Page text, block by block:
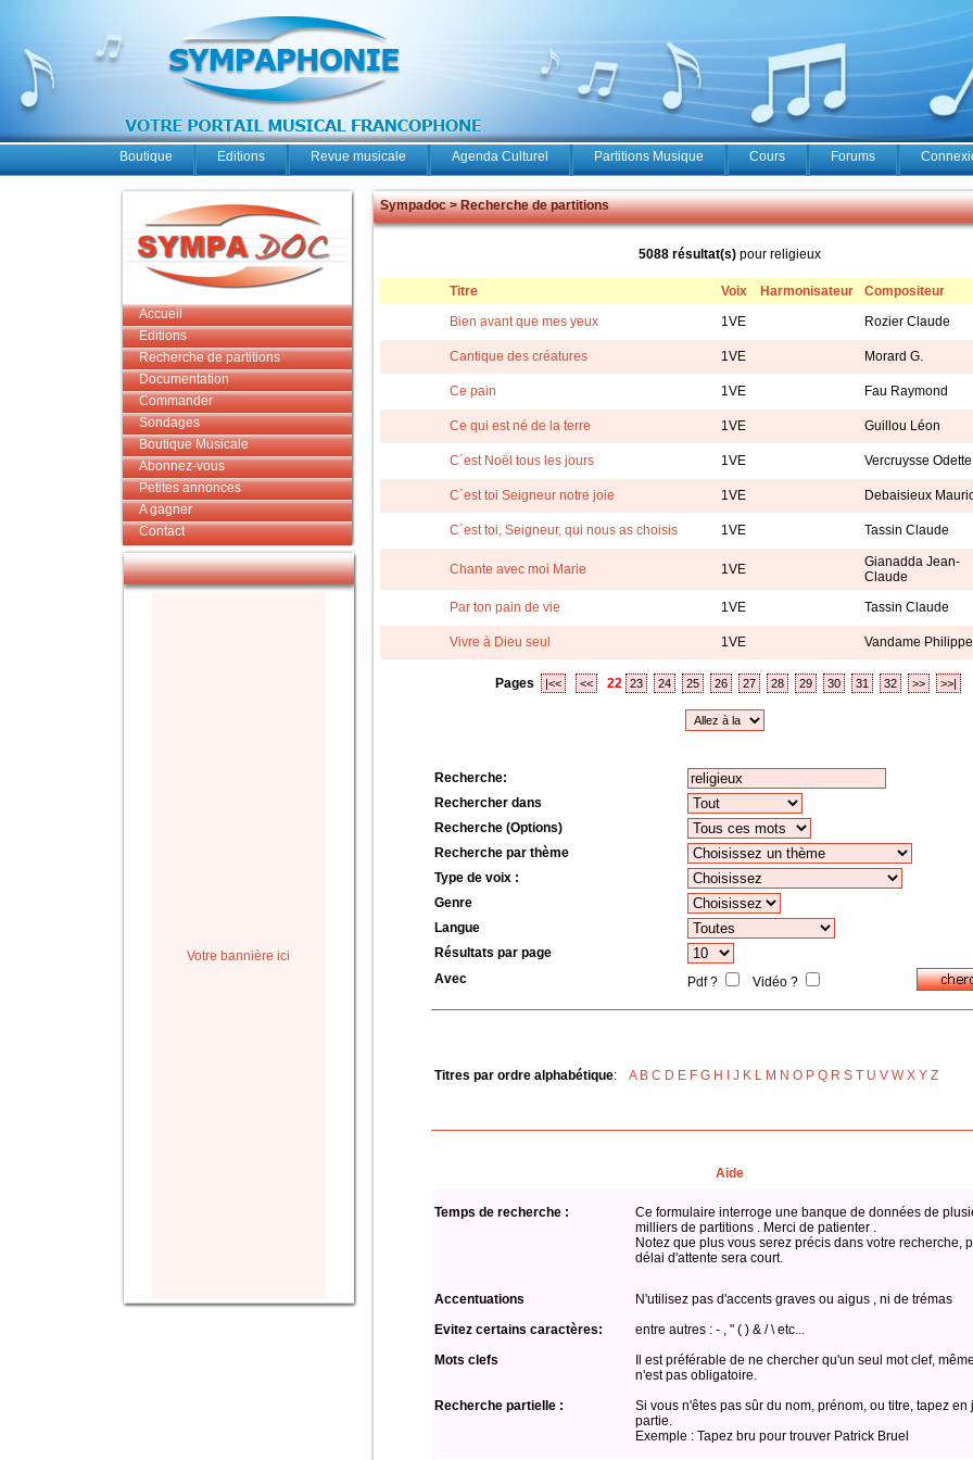
Boutique Editions Revue musicale Agenda Culturel Partitions Musique Cours Forums
Accueil
Editions
Recherche de partitions
Documentation
Commander
Sondages
Boutique Musicale
Abonnez-vous
Petites annonces
A gagner
Contact
Votre bannière ici
Sympadoc > Recherche de partitions
5088 résultat(s) pour religieux
Titre Voix Harmonisateur
Compositeur
Bien avant que mes yeux
1VE Rozier Claude
Cantique des créatures 1VE Morard G.
Ce pain 1VE Fau Raymond
Ce qui est né de la terre 1VE Guillou Léon
C´est Noël tous les jours 1VE Vercruysse Odette
C´est toi Seigneur notre joie 1VE Debaisieux
C´est toi, Seigneur, qui nous as choisis 1VE Tassin Claude
Chante avec moi Marie 1VE
Gianadda Jean-
Claude
Par ton pain de vie
1VE Tassin Claude
Vivre à Dieu seul 1VE Vandame Philippe
Pages |<< << 22 23 24 25 26 27 28 29 30 31 32 >> >>|
Recherche:
Rechercher dans
Recherche (Options)
Recherche par thème
Type de voix :
Genre
Langue
Résultats par page
Avec
Pdf ? Vidéo ?
Titres par ordre alphabétique: A B C D E F G H J K L M N O P Q R S T U V W X Y Z
Aide
Temps de recherche :
Ce formulaire interroge une banque de données de
milliers de partitions . Merci de patienter .
Notez que plus vous serez précis dans votre recherche,
délai d'attente sera court.
Accentuations
N'utilisez pas d'accents graves ou aigus , ni de trémas
Evitez certains caractères:
entre autres : - , " ( ) & / \ etc...
Mots clefs
Il est préférable de ne chercher qu'un seul mot clef,
n'est pas obligatoire.
Recherche partielle :
Si vous n'êtes pas sûr du nom, prénom, ou titre, tapez en
partie.
Exemple : Tapez bru pour trouver Patrick Bruel